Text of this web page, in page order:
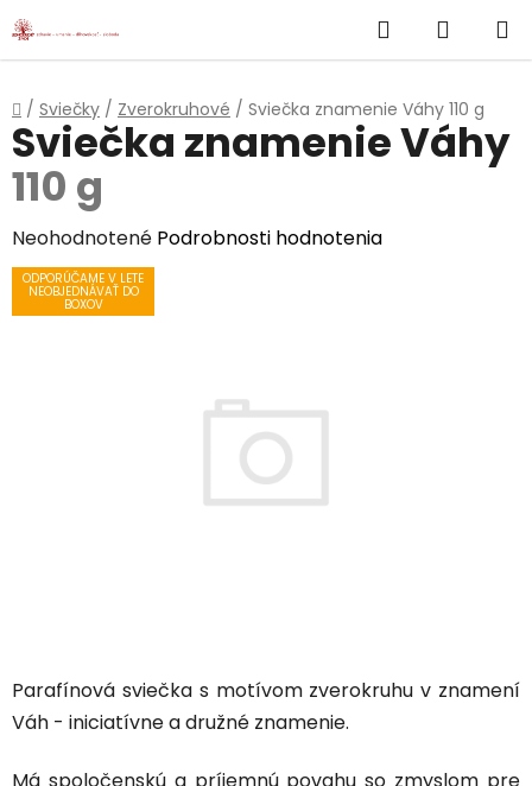
Prejsť
na
Hľadať
KOŠÍK
Domov
/ Sviečky / Zverokruhové / Sviečka znamenie Váhy 110 g
Parafínová sviečka s motívom zverokruhu v znamení
Váh - iniciatívne a družné znamenie.
Má spoločenskú a príjemnú povahu so zmyslom pre
Sviečka znamenie Váhy
110 g
Priemerné
hodnotenie
produktu
Neohodnotené Podrobnosti hodnotenia
ODPORÚČAME V LETE
NEOBJEDNÁVAŤ DO
BOXOV